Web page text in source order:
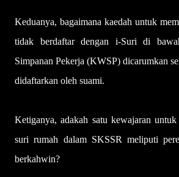
Keduanya, bagaimana kaedah untuk
tidak berdaftar dengan i-Suri di
Simpanan Pekerja (KWSP) dicarumkan
didaftarkan oleh suami.
Ketiganya, adakah satu kewajaran untuk
suri rumah dalam SKSSR meliputi
berkahwin?